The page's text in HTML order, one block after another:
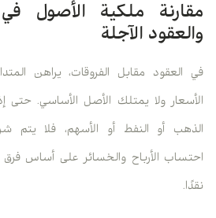
مقارنة ملكية الأصول
والعقود الآجلة
في العقود مقابل الفروقات، يراهن
الأسعار ولا يمتلك الأصل الأساسي. حتى
الذهب أو النفط أو الأسهم، فلا يتم
احتساب الأرباح والخسائر على أساس
نقدًا.